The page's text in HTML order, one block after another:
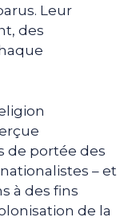
Leur
des
de portée des
– et
à des fins
de la